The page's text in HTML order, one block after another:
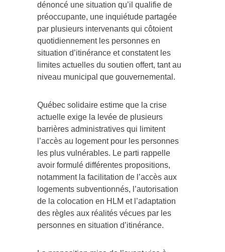
dénoncé une situation qu’il qualifie de
préoccupante, une inquiétude partagée
par plusieurs intervenants qui côtoient
quotidiennement les personnes en
situation d’itinérance et constatent les
limites actuelles du soutien offert, tant au
niveau municipal que gouvernemental.
Québec solidaire estime que la crise
actuelle exige la levée de plusieurs
barrières administratives qui limitent
l’accès au logement pour les personnes
les plus vulnérables. Le parti rappelle
avoir formulé différentes propositions,
notamment la facilitation de l’accès aux
logements subventionnés, l’autorisation
de la colocation en HLM et l’adaptation
des règles aux réalités vécues par les
personnes en situation d’itinérance.